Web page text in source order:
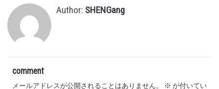
Author: SHENGang
comment
メールアドレスが公開されることはありません。 ※ が付いてい